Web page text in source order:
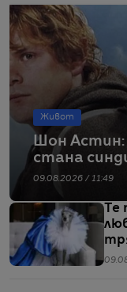
Живот
Шон
стана
09.08.2026 / 11:49
Те